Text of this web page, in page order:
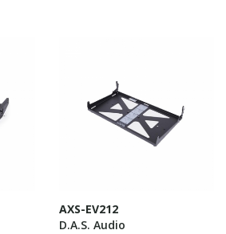
AXS-EV212
D.A.S. Audio